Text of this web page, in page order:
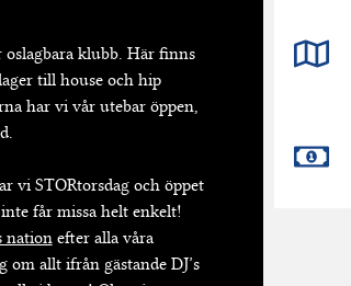
klubb. Här finns
till house och hip
har vi vår utebar öppen,
vi STORtorsdag och öppet
får missa helt enkelt!
nationefter alla våra
allt ifrån gästande DJ’s